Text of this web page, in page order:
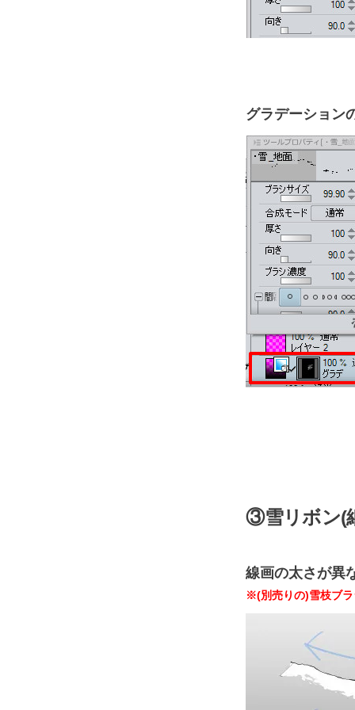
グラデーション
③雪リボン(
線画の太さが異
※(別売りの)雪枝ブ